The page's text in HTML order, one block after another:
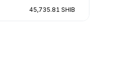
45,735.81 SHIB